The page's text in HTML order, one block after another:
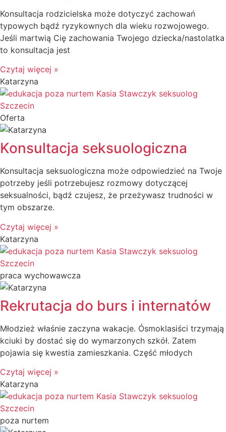
Konsultacja rodzicielska może dotyczyć zachowań
typowych bądź ryzykownych dla wieku rozwojowego.
Jeśli martwią Cię zachowania Twojego dziecka/nastolatka
to konsultacja jest
Czytaj więcej »
Katarzyna
Oferta
Konsultacja seksuologiczna
Konsultacja seksuologiczna może odpowiedzieć na Twoje
potrzeby jeśli potrzebujesz rozmowy dotyczącej
seksualności, bądź czujesz, że przeżywasz trudności w
tym obszarze.
Czytaj więcej »
Katarzyna
praca wychowawcza
Rekrutacja do burs i internatów
Młodzież właśnie zaczyna wakacje. Ósmoklasiści trzymają
kciuki by dostać się do wymarzonych szkół. Zatem
pojawia się kwestia zamieszkania. Część młodych
Czytaj więcej »
Katarzyna
poza nurtem